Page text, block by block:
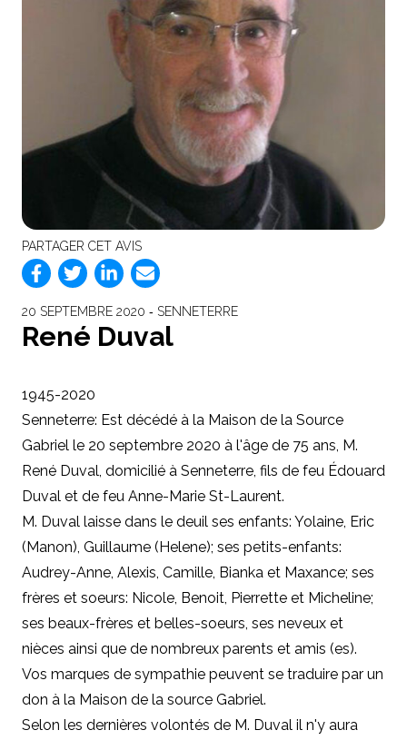
PARTAGER CET AVIS
20 SEPTEMBRE 2020 ‐ SENNETERRE
René Duval
1945-2020
Senneterre: Est décédé à la Maison de la Source
Gabriel le 20 septembre 2020 à l'âge de 75 ans, M.
René Duval, domicilié à Senneterre, fils de feu Édouard
Duval et de feu Anne-Marie St-Laurent.
M. Duval laisse dans le deuil ses enfants: Yolaine, Eric
(Manon), Guillaume (Helene); ses petits-enfants:
Audrey-Anne, Alexis, Camille, Bianka et Maxance; ses
frères et soeurs: Nicole, Benoit, Pierrette et Micheline;
ses beaux-frères et belles-soeurs, ses neveux et
nièces ainsi que de nombreux parents et amis (es).
Vos marques de sympathie peuvent se traduire par un
don à la Maison de la source Gabriel.
Selon les dernières volontés de M. Duval il n'y aura